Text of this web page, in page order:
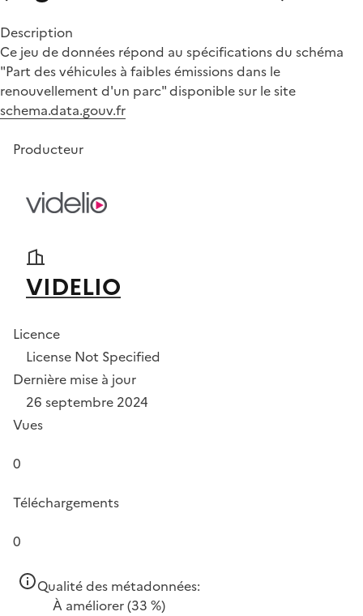
Description
Ce jeu de données répond au spécifications du schéma
"Part des véhicules à faibles émissions dans le
renouvellement d'un parc" disponible sur le site
schema.data.gouv.fr
Producteur
VIDELIO
Licence
License Not Specified
Dernière mise à jour
26 septembre 2024
Vues
0
Téléchargements
0
Qualité des métadonnées:
À améliorer(33 %)